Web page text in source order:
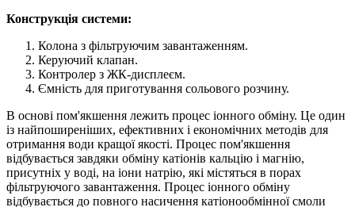
Конструкція системи:
Колона з фільтруючим завантаженням.
Керуючий клапан.
Контролер з ЖК-дисплеєм.
Ємність для приготування сольового розчину.
В основі пом'якшення лежить процес іонного обміну. Це один
із найпоширеніших, ефективних і економічних методів для
отримання води кращої якості. Процес пом'якшення
відбувається завдяки обміну катіонів кальцію і магнію,
присутніх у воді, на іони натрію, які містяться в порах
фільтруючого завантаження. Процес іонного обміну
відбувається до повного насичення катіонообмінної смоли